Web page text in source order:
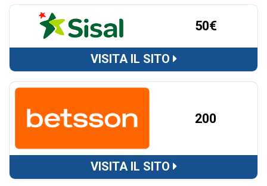
50€
VISITA IL SITO
200
VISITA IL SITO